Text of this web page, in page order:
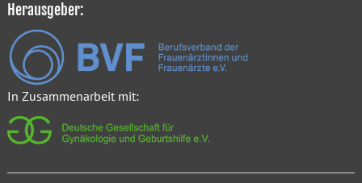
Herausgeber:
In Zusammenarbeit mit: